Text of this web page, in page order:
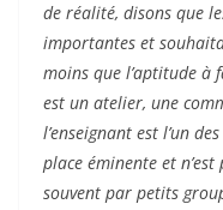
de réalité, disons que
importantes et
moins que l’aptitude à
est un atelier, une
l’enseignant est l’un
place éminente et
souvent par petits